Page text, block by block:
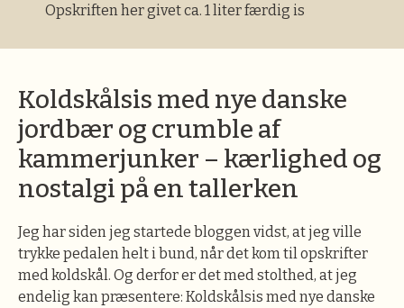
Opskriften her givet ca. 1 liter færdig is
Koldskålsis med nye danske
jordbær og crumble af
kammerjunker – kærlighed og
nostalgi på en tallerken
Jeg har siden jeg startede bloggen vidst, at jeg ville
trykke pedalen helt i bund, når det kom til opskrifter
med koldskål. Og derfor er det med stolthed, at jeg
endelig kan præsentere: Koldskålsis med nye danske